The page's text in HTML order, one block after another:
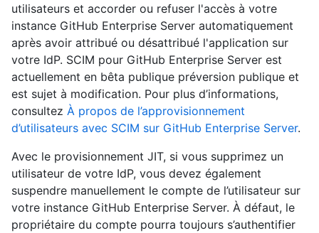
utilisateurs et accorder ou refuser l'accès à votre
instance GitHub Enterprise Server automatiquement
après avoir attribué ou désattribué l'application sur
votre IdP. SCIM pour GitHub Enterprise Server est
actuellement en bêta publique préversion publique et
est sujet à modification. Pour plus d’informations,
consultez À propos de l’approvisionnement
d’utilisateurs avec SCIM sur GitHub Enterprise Server.
Avec le provisionnement JIT, si vous supprimez un
utilisateur de votre IdP, vous devez également
suspendre manuellement le compte de l’utilisateur sur
votre instance GitHub Enterprise Server. À défaut, le
propriétaire du compte pourra toujours s’authentifier